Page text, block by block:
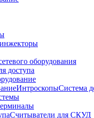
оборудования
доступа
ИнтроскопыСистема
Считыватели для СКУД